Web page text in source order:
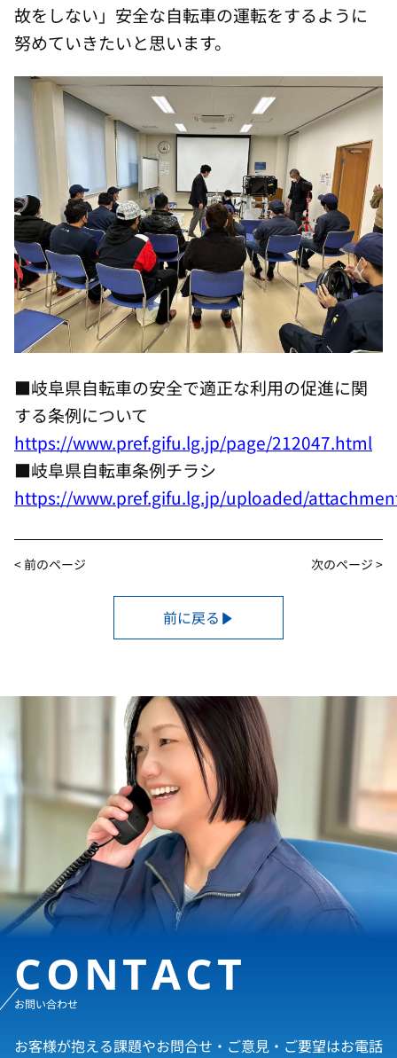
故をしない」安全な自転車の運転をするように
努めていきたいと思います。
■岐阜県自転車の安全で適正な利用の促進に関
する条例について
https://www.pref.gifu.lg.jp/page/212047.html
■岐阜県自転車条例チラシ
https://www.pref.gifu.lg.jp/uploaded/
< 前のページ 次のページ >
前に戻る
CONTACT
お問い合わせ
お客様が抱える課題やお問合せ・ご意見・ご要望はお電話